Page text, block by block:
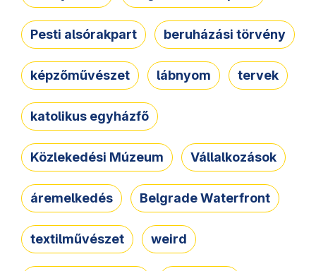
Pesti alsórakpart beruházási törvény
képzőművészet lábnyom tervek
katolikus egyházfő
Közlekedési Múzeum Vállalkozások
áremelkedés Belgrade Waterfront
textilművészet weird